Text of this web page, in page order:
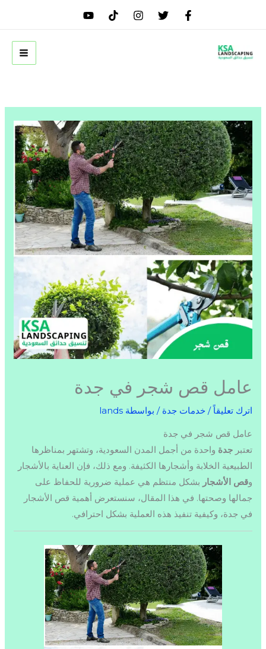
عامل قص شجر في جدة
اترك تعليقاً / خدمات جدة / بواسطة lands
عامل قص شجر في جدة
تعتبرجدة واحدة من أجمل المدن السعودية، وتشتهر بمناظرها
الطبيعية الخلابة وأشجارها الكثيفة. ومع ذلك، فإن العناية بالأشجار
وقص الأشجار بشكل منتظم هي عملية ضرورية للحفاظ على
جمالها وصحتها. في هذا المقال، سنستعرض أهمية قص الأشجار
في جدة، وكيفية تنفيذ هذه العملية بشكل احترافي.